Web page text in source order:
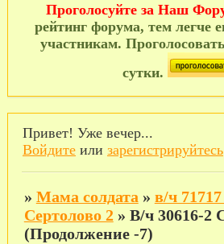
Проголосуйте за Наш
рейтинг форума, тем легче
участникам.
сутки.
Привет! Уже вечер...
Войдитеили зарегистрируйтесь
» Мама солдата » в/ч
Сертолово 2 » В/ч 30616-2
(Продолжение -7)